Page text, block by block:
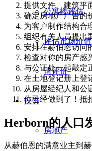
公寓楼评估
评估市场价值
请评价
投资
房地产
提供文件。建筑平
确定房地产广告的
为客户制作结构合
组织有关人员提出
安排在赫伯恩访问
检查对你的房产感
与公证处一起敲定
在土地登记册上登
从房屋经纪人和公
你已经做到了！抵
Herborn的人口
从赫伯恩的满意业主到